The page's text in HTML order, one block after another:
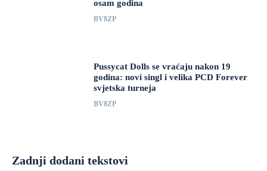
osam godina
BV8ZP
Pussycat Dolls se vraćaju nakon 19
godina: novi singl i velika PCD Forever
svjetska turneja
BV8ZP
Zadnji dodani tekstovi